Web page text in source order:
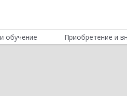
обучение Приобретение и